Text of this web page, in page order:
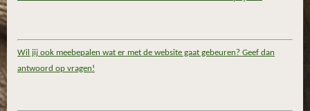
Wil jij ook meebepalen wat er met de website gaat gebeuren? Geef dan
antwoord op vragen!